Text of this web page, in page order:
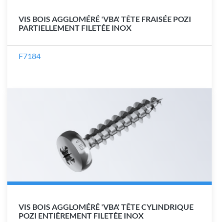
VIS BOIS AGGLOMÉRÉ 'VBA' TÊTE FRAISÉE POZI
PARTIELLEMENT FILETÉE INOX
F7184
VIS BOIS AGGLOMÉRÉ 'VBA' TÊTE CYLINDRIQUE
POZI ENTIÈREMENT FILETÉE INOX